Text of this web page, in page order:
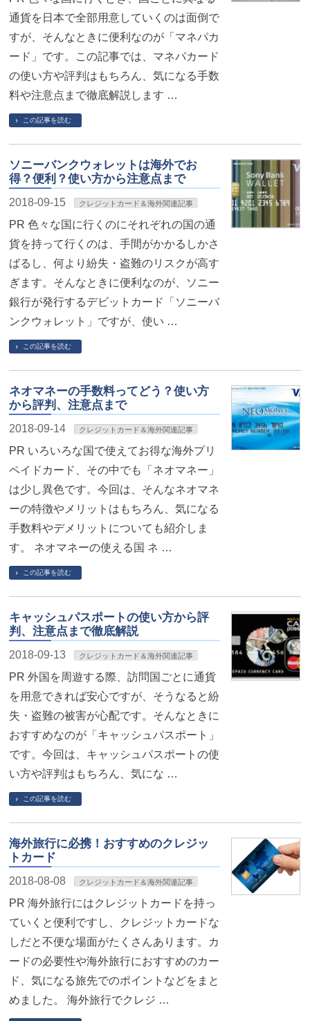
通貨を日本で全部用意していくのは面倒で
すが、そんなときに便利なのが「マネパカ
ード」です。この記事では、マネパカード
の使い方や評判はもちろん、気になる手数
料や注意点まで徹底解説します …
この記事を読む
ソニーバンクウォレットは海外でお
得？便利？使い方から注意点まで
2018-09-15 クレジットカード＆海外関連記事
PR 色々な国に行くのにそれぞれの国の通
貨を持って行くのは、手間がかかるしかさ
ばるし、何より紛失・盗難のリスクが高す
ぎます。そんなときに便利なのが、ソニー
銀行が発行するデビットカード「ソニーバ
ンクウォレット」ですが、使い …
この記事を読む
ネオマネーの手数料ってどう？使い方
から評判、注意点まで
2018-09-14 クレジットカード＆海外関連記事
PR いろいろな国で使えてお得な海外プリ
ペイドカード、その中でも「ネオマネー」
は少し異色です。今回は、そんなネオマネ
ーの特徴やメリットはもちろん、気になる
手数料やデメリットについても紹介しま
す。 ネオマネーの使える国 ネ …
この記事を読む
キャッシュパスポートの使い方から評
判、注意点まで徹底解説
2018-09-13 クレジットカード＆海外関連記事
PR 外国を周遊する際、訪問国ごとに通貨
を用意できれば安心ですが、そうなると紛
失・盗難の被害が心配です。そんなときに
おすすめなのが「キャッシュパスポート」
です。今回は、キャッシュパスポートの使
い方や評判はもちろん、気にな …
この記事を読む
海外旅行に必携！おすすめのクレジッ
トカード
2018-08-08 クレジットカード＆海外関連記事
PR 海外旅行にはクレジットカードを持っ
ていくと便利ですし、クレジットカードな
しだと不便な場面がたくさんあります。カ
ードの必要性や海外旅行におすすめのカー
ド、気になる旅先でのポイントなどをまと
めました。 海外旅行でクレジ …